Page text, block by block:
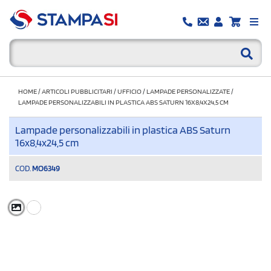
HOME/ARTICOLI PUBBLICITARI /UFFICIO/LAMPADE PERSONALIZZATE/
LAMPADE PERSONALIZZABILI IN PLASTICA ABS SATURN 16X8,4X24,5 CM
Lampade personalizzabili in plastica ABS Saturn
16x8,4x24,5 cm
COD. MO6349